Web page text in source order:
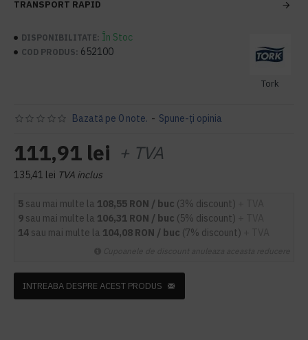
TRANSPORT RAPID
DISPONIBILITATE: În Stoc
COD PRODUS: 652100
Tork
Bazată pe 0 note. - Spune-ţi opinia
111,91 lei + TVA
135,41 lei TVA inclus
5 sau mai multe la 108,55 RON / buc (3% discount)
9 sau mai multe la 106,31 RON / buc (5% discount)
14 sau mai multe la 104,08 RON / buc (7% discount)
INTREABA DESPRE ACEST PRODUS